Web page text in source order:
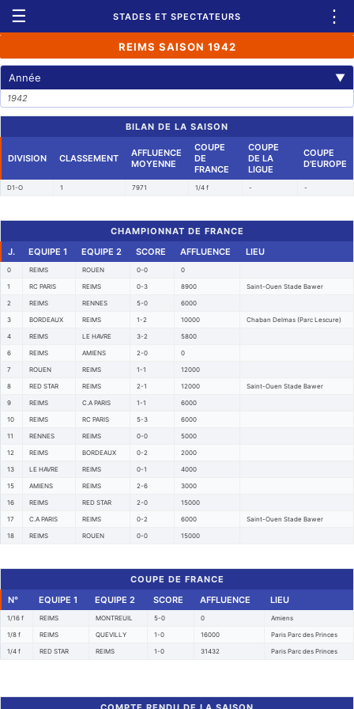
☰ STADES ET SPECTATEURS ⋮
REIMS SAISON 1942
Année ▼
1942
BILAN DE LA SAISON
DIVISION CLASSEMENT
AFFLUENCE
MOYENNE
COUPE
DE
FRANCE
COUPE
DE LA
LIGUE
COUPE
D'EUROPE
D1-O 1 7971 1/4 f - -
CHAMPIONNAT DE FRANCE
J.
EQUIPE 1 EQUIPE 2 SCORE AFFLUENCE LIEU
0 REIMS ROUEN 0-0 0
1 RC PARIS REIMS 0-3 8900 Saint-Ouen Stade Bawer
2 REIMS RENNES 5-0 6000
3 BORDEAUX REIMS 1-2 10000 Chaban Delmas (Parc Lescure)
4 REIMS LE HAVRE 3-2 5800
6 REIMS AMIENS 2-0 0
7 ROUEN REIMS 1-1 12000
8 RED STAR REIMS 2-1 12000 Saint-Ouen Stade Bawer
9 REIMS C.A PARIS 1-1 6000
10 REIMS RC PARIS 5-3 6000
11 RENNES REIMS 0-0 5000
12 REIMS BORDEAUX 0-2 2000
13 LE HAVRE REIMS 0-1 4000
15 AMIENS REIMS 2-6 3000
16 REIMS RED STAR 2-0 15000
17 C.A PARIS REIMS 0-2 6000 Saint-Ouen Stade Bawer
18 REIMS ROUEN 0-0 15000
COUPE DE FRANCE
N°
EQUIPE 1 EQUIPE 2 SCORE AFFLUENCE LIEU
1/16 f REIMS MONTREUIL 5-0 0 Amiens
1/8 f REIMS QUEVILLY 1-0 16000 Paris Parc des Princes
1/4 f RED STAR REIMS 1-0 31432 Paris Parc des Princes